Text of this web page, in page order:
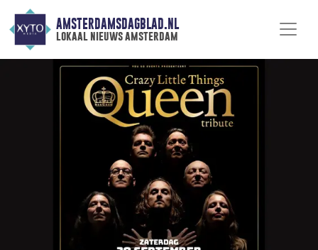
AMSTERDAMSDAGBLAD.NL
lokaal nieuws amsterdam